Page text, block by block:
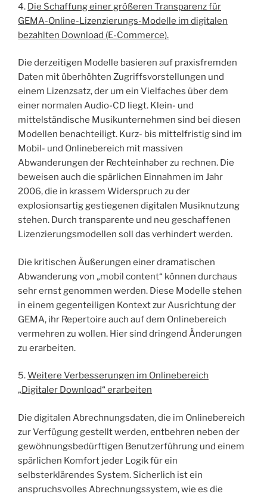
4. Die Schaffung einer größeren Transparenz für
GEMA-Online-Lizenzierungs-Modelle im digitalen
bezahlten Download (E-Commerce).
Die derzeitigen Modelle basieren auf praxisfremden
Daten mit überhöhten Zugriffsvorstellungen und
einem Lizenzsatz, der um ein Vielfaches über dem
einer normalen Audio-CD liegt. Klein- und
mittelständische Musikunternehmen sind bei diesen
Modellen benachteiligt. Kurz- bis mittelfristig sind im
Mobil- und Onlinebereich mit massiven
Abwanderungen der Rechteinhaber zu rechnen. Die
beweisen auch die spärlichen Einnahmen im Jahr
2006, die in krassem Widerspruch zu der
explosionsartig gestiegenen digitalen Musiknutzung
stehen. Durch transparente und neu geschaffenen
Lizenzierungsmodellen soll das verhindert werden.
Die kritischen Äußerungen einer dramatischen
Abwanderung von „mobil content“ können durchaus
sehr ernst genommen werden. Diese Modelle stehen
in einem gegenteiligen Kontext zur Ausrichtung der
GEMA, ihr Repertoire auch auf dem Onlinebereich
vermehren zu wollen. Hier sind dringend Änderungen
zu erarbeiten.
5.Weitere Verbesserungen im Onlinebereich
„Digitaler Download“ erarbeiten
Die digitalen Abrechnungsdaten, die im Onlinebereich
zur Verfügung gestellt werden, entbehren neben der
gewöhnungsbedürftigen Benutzerführung und einem
spärlichen Komfort jeder Logik für ein
selbsterklärendes System. Sicherlich ist ein
anspruchsvolles Abrechnungssystem, wie es die